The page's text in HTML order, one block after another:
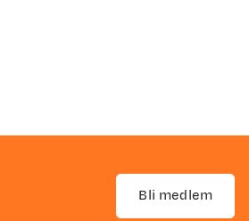
Bli medlem